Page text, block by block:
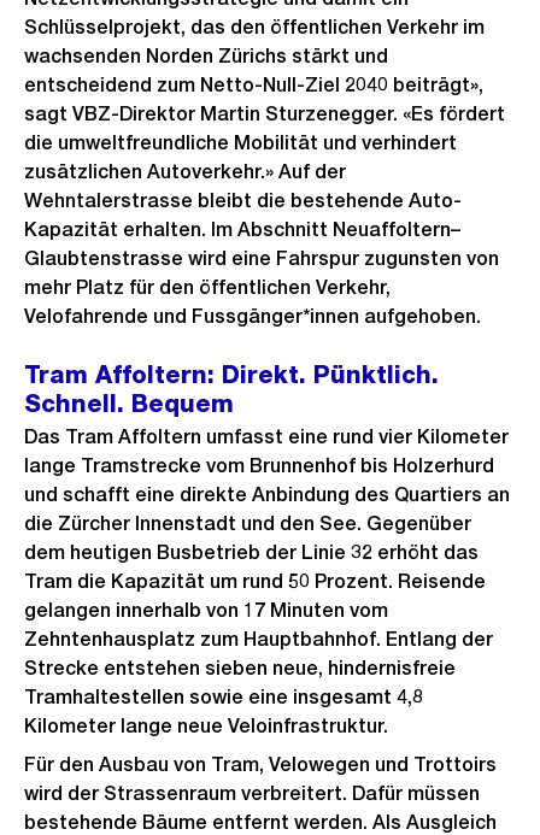
Schlüsselprojekt, das den öffentlichen Verkehr im
wachsenden Norden Zürichs stärkt und
entscheidend zum Netto-Null-Ziel 2040 beiträgt»,
sagt VBZ-Direktor Martin Sturzenegger. «Es fördert
die umweltfreundliche Mobilität und verhindert
zusätzlichen Autoverkehr.» Auf der
Wehntalerstrasse bleibt die bestehende Auto-
Kapazität erhalten. Im Abschnitt Neuaffoltern–
Glaubtenstrasse wird eine Fahrspur zugunsten von
mehr Platz für den öffentlichen Verkehr,
Velofahrende und Fussgänger*innen aufgehoben.
Tram Affoltern: Direkt. Pünktlich.
Schnell. Bequem
Das Tram Affoltern umfasst eine rund vier Kilometer
lange Tramstrecke vom Brunnenhof bis Holzerhurd
und schafft eine direkte Anbindung des Quartiers an
die Zürcher Innenstadt und den See. Gegenüber
dem heutigen Busbetrieb der Linie 32 erhöht das
Tram die Kapazität um rund 50 Prozent. Reisende
gelangen innerhalb von 17 Minuten vom
Zehntenhausplatz zum Hauptbahnhof. Entlang der
Strecke entstehen sieben neue, hindernisfreie
Tramhaltestellen sowie eine insgesamt 4,8
Kilometer lange neue Veloinfrastruktur.
Für den Ausbau von Tram, Velowegen und Trottoirs
wird der Strassenraum verbreitert. Dafür müssen
bestehende Bäume entfernt werden. Als Ausgleich